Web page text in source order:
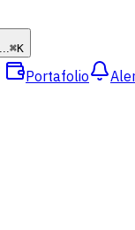
⌘K
Portafolio